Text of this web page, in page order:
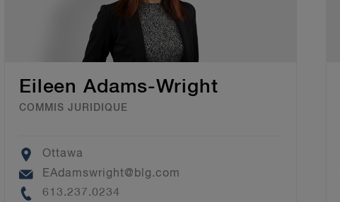
Eileen Adams-Wright
COMMIS JURIDIQUE
Location
Ottawa
Email
EAdamswright@blg.com
Phone
613.237.0234